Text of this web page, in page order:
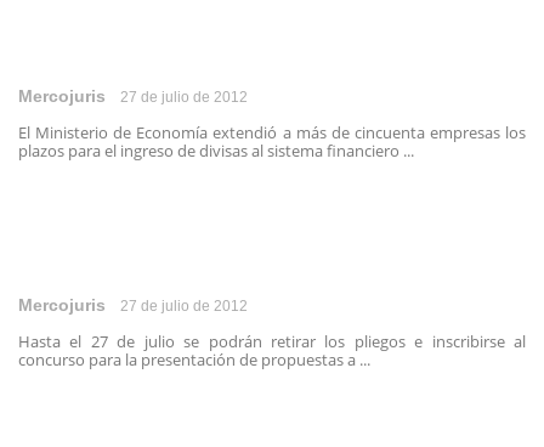
Mercojuris 27 de julio de 2012
El Ministerio de Economía extendió a más de cincuenta empresas los
plazos para el ingreso de divisas al sistema financiero ...
Mercojuris 27 de julio de 2012
Hasta el 27 de julio se podrán retirar los pliegos e inscribirse al
concurso para la presentación de propuestas a ...